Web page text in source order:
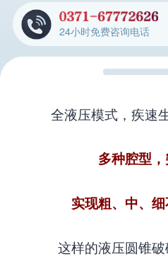
24小时免费咨询电话
全液压模式，疾速
多种腔型
实现粗、中、
这样的液压圆锥